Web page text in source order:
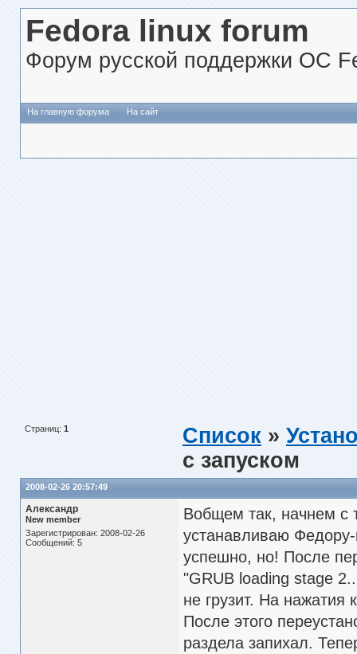
Fedora linux forum
Форум русской поддержки ОС
На главную форума На сайт
Страниц:1 Список»
с запуском
2008-02-26 20:57:49
Александр
New member
Зарегистрирован: 2008-02-26
Сообщений: 5
Вобщем так, начнем с
устанавливаю
успешно, но! После
"GRUB loading stage
не грузит. На нажатия
После этого
раздела запихал.